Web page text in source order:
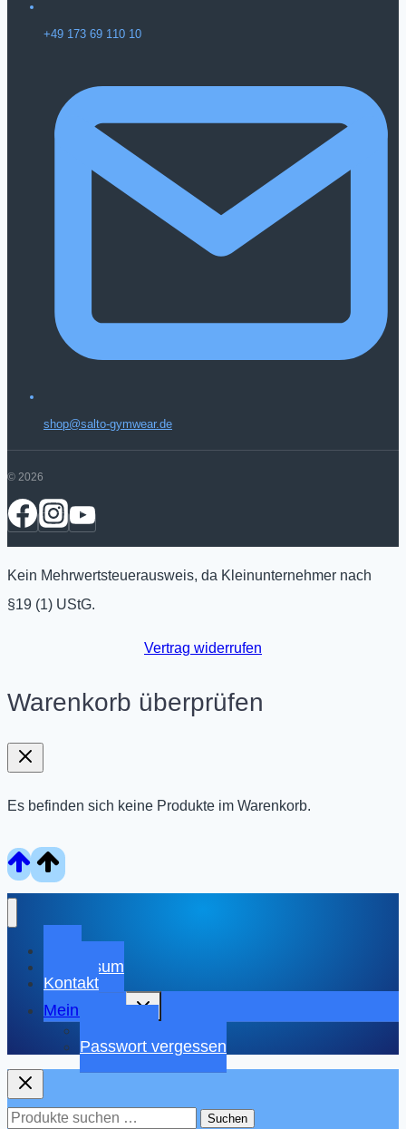
+49 173 69 110 10
shop@salto-gymwear.de
© 2026
Kein Mehrwertsteuerausweis, da Kleinunternehmer nach
§19 (1) UStG.
Vertrag widerrufen
Warenkorb überprüfen
Es befinden sich keine Produkte im Warenkorb.
Impressum
Kontakt
Mein Konto
Untermenü
Passwort vergessen
Suchen Suchen